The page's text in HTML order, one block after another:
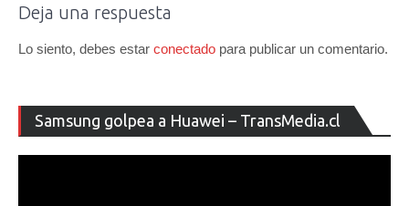
Deja una respuesta
Lo siento, debes estar conectado para publicar un comentario.
Samsung golpea a Huawei – TransMedia.cl
de